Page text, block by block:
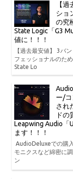
【
ショ
の究
State Logic「G3
値に！！！
【過去最安値】 3バ
フェッショナルのた
State Lo
ー/
され
ド
Leapwing Audio「
ます！！！
AudioDeluxeでの購
モニクスなど綿密に
ン